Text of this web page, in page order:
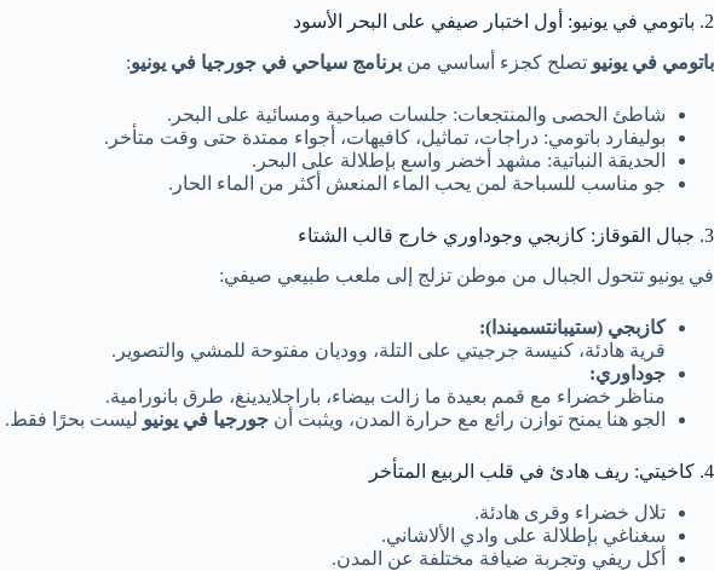
2. باتومي في يونيو: أول اختبار صيفي على البحر الأسود
باتومي في يونيو تصلح كجزء أساسي من برنامج سياحي في جورجيا في يونيو:
شاطئ الحصى والمنتجعات: جلسات صباحية ومسائية على البحر.
بوليفارد باتومي: دراجات، تماثيل، كافيهات، أجواء ممتدة حتى وقت متأخر.
الحديقة النباتية: مشهد أخضر واسع بإطلالة على البحر.
جو مناسب للسباحة لمن يحب الماء المنعش أكثر من الماء الحار.
3. جبال القوقاز: كازبجي وجوداوري خارج قالب الشتاء
في يونيو تتحول الجبال من موطن تزلج إلى ملعب طبيعي صيفي:
كازبجي (ستيبانتسميندا):
قرية هادئة، كنيسة جرجيتي على التلة، ووديان مفتوحة للمشي والتصوير.
جوداوري:
مناظر خضراء مع قمم بعيدة ما زالت بيضاء، باراجلايدينغ، طرق بانورامية.
الجو هنا يمنح توازن رائع مع حرارة المدن، ويثبت أن جورجيا في يونيو ليست بحرًا فقط.
4. كاخيتي: ريف هادئ في قلب الربيع المتأخر
تلال خضراء وقرى هادئة.
سغناغي بإطلالة على وادي الألاشاني.
أكل ريفي وتجربة ضيافة مختلفة عن المدن.